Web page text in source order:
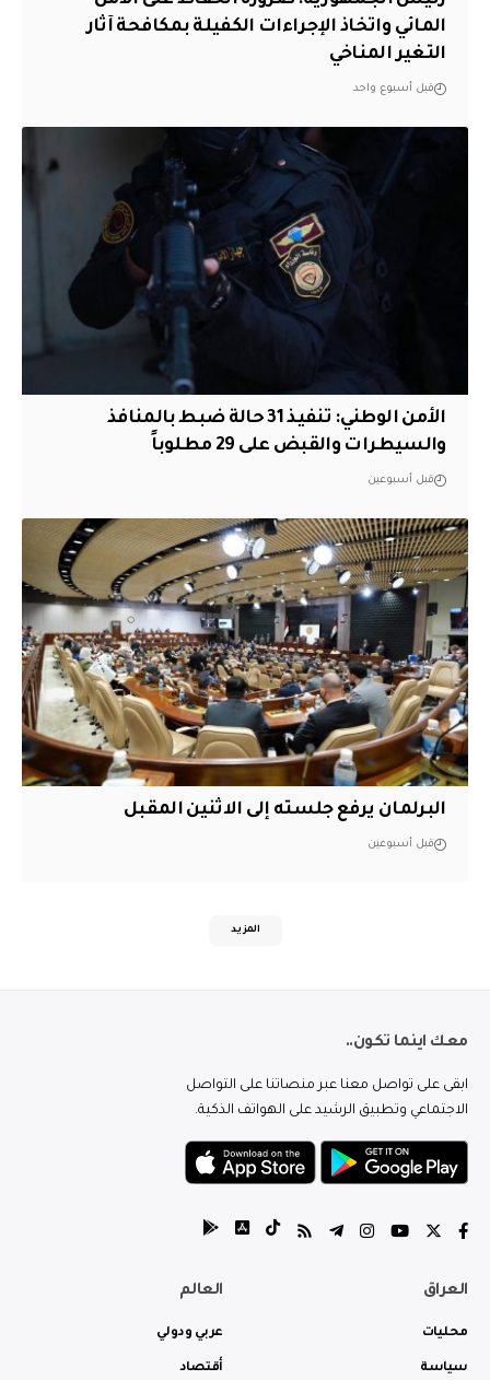
المائي واتخاذ الإجراءات الكفيلة بمكافحة آثار
التغير المناخي
قبل أسبوع واحد
الأمن الوطني: تنفيذ 31 حالة ضبط بالمنافذ
والسيطرات والقبض على 29 مطلوباً
قبل أسبوعين
البرلمان يرفع جلسته إلى الاثنين المقبل
قبل أسبوعين
المزيد
معك اينما تكون..
ابقى على تواصل معنا عبر منصاتنا على التواصل
الاجتماعي وتطبيق الرشيد على الهواتف الذكية.
العراق
محليات
سياسة
العالم
عربي ودولي
أقتصاد